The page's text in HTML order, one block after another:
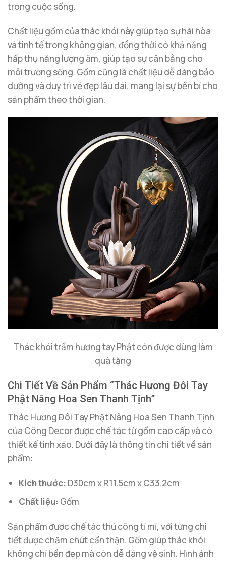
trong cuộc sống.
Chất liệu gốm của thác khói này giúp tạo sự hài hòa
và tinh tế trong không gian, đồng thời có khả năng
hấp thụ năng lượng âm, giúp tạo sự cân bằng cho
môi trường sống. Gốm cũng là chất liệu dễ dàng bảo
dưỡng và duy trì vẻ đẹp lâu dài, mang lại sự bền bỉ cho
sản phẩm theo thời gian.
Thác khói trầm hương tay Phật còn được dùng làm
quà tặng
Chi Tiết Về Sản Phẩm “Thác Hương Đôi Tay
Phật Nâng Hoa Sen Thanh Tịnh”
Thác Hương Đôi Tay Phật Nâng Hoa Sen Thanh Tịnh
của Công Decor được chế tác từ gốm cao cấp và có
thiết kế tinh xảo. Dưới đây là thông tin chi tiết về sản
phẩm:
Kích thước: D30cm x R11.5cm x C33.2cm
Chất liệu: Gốm
Sản phẩm được chế tác thủ công tỉ mỉ, với từng chi
tiết được chăm chút cẩn thận. Gốm giúp thác khói
không chỉ bền đẹp mà còn dễ dàng vệ sinh. Hình ảnh